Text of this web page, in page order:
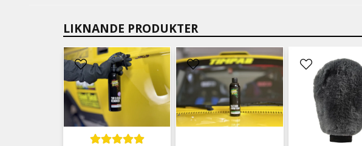
LIKNANDE PRODUKTER